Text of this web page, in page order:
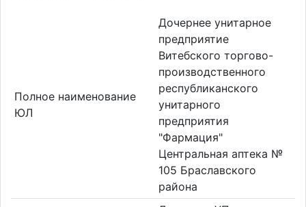
Полное наименование
ЮЛ
Дочернее унитарное
предприятие
Витебского торгово-
производственного
республиканского
унитарного
предприятия
"Фармация"
Центральная аптека №
105 Браславского
района